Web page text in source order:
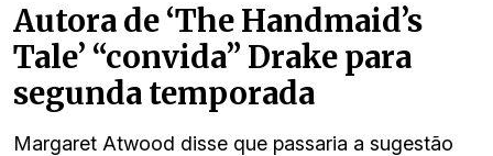
Autora de ‘The Handmaid’s
Tale’ “convida” Drake para
segunda temporada
Margaret Atwood disse que passaria a sugestão